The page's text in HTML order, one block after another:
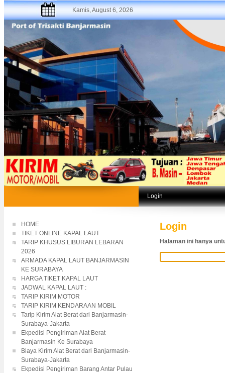
Kamis, August 6, 2026
Login
HOME
TIKET ONLINE KAPAL LAUT
TARIP KHUSUS LIBURAN LEBARAN
2026
ARMADA KAPAL LAUT BANJARMASIN
KE SURABAYA
HARGA TIKET KAPAL LAUT
JADWAL KAPAL LAUT :
TARIP KIRIM MOTOR
TARIP KIRIM KENDARAAN MOBIL
Tarip Kirim Alat Berat dari Banjarmasin-
Surabaya-Jakarta
Ekpedisi Pengiriman Alat Berat
Banjarmasin Ke Surabaya
Biaya Kirim Alat Berat dari Banjarmasin-
Surabaya-Jakarta
Ekpedisi Pengiriman Barang Antar Pulau
Login
Halaman ini hanya